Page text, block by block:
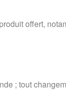
offert,
; tout